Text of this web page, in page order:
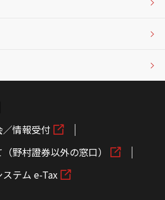
情報受付
野村證券以外の窓口）
テム e-Tax